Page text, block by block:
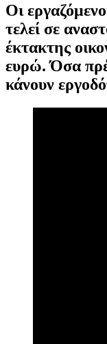
Οι
τελεί σε
έκτακτης
ευρώ. Όσα
κάνουν